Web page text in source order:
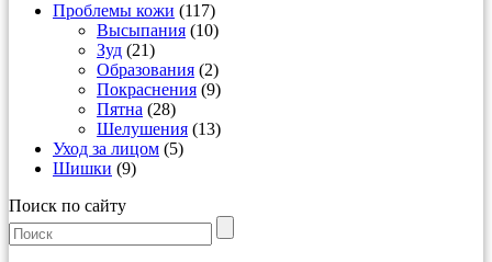
Проблемы кожи (117)
Высыпания (10)
Зуд (21)
Образования (2)
Покраснения (9)
Пятна (28)
Шелушения (13)
Уход за лицом (5)
Шишки (9)
Поиск по сайту